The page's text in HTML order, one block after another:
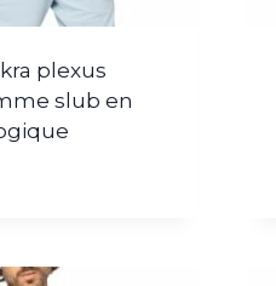
plexus
slub en